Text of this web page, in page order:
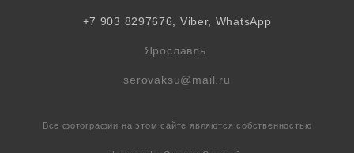
+7 903 8297676, Viber, WhatsApp
Ярославль
serovaksu@mail.ru
Все фотографии на этом сайте являются собственностью